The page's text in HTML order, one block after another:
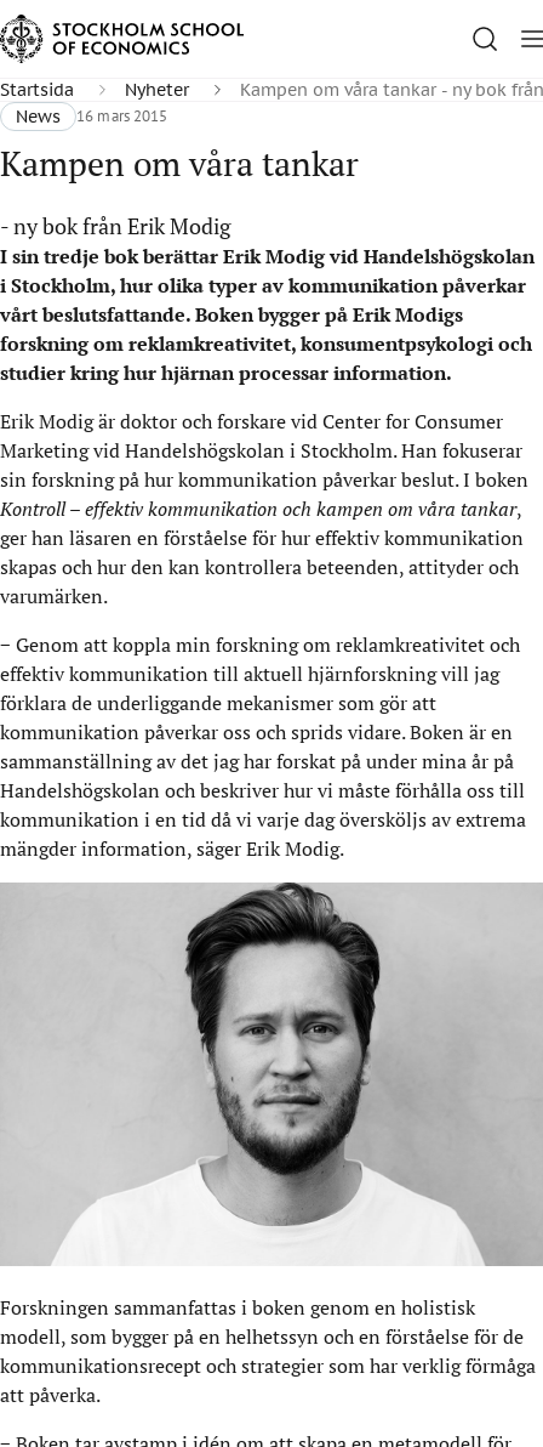
Startsida Nyheter
Kampen om våra tankar - ny bok
News
16 mars 2015
Kampen om våra tankar
- ny bok från Erik Modig
I sin tredje bok berättar Erik Modig vid Handelshögskolan
i Stockholm, hur olika typer av kommunikation påverkar
vårt beslutsfattande. Boken bygger på Erik Modigs
forskning om reklamkreativitet, konsumentpsykologi och
studier kring hur hjärnan processar information.
Erik Modig är doktor och forskare vid Center for Consumer
Marketing vid Handelshögskolan i Stockholm. Han fokuserar
sin forskning på hur kommunikation påverkar beslut. I boken
Kontroll – effektiv kommunikation och kampen om våra tankar,
ger han läsaren en förståelse för hur effektiv kommunikation
skapas och hur den kan kontrollera beteenden, attityder och
varumärken.
− Genom att koppla min forskning om reklamkreativitet och
effektiv kommunikation till aktuell hjärnforskning vill jag
förklara de underliggande mekanismer som gör att
kommunikation påverkar oss och sprids vidare. Boken är en
sammanställning av det jag har forskat på under mina år på
Handelshögskolan och beskriver hur vi måste förhålla oss till
kommunikation i en tid då vi varje dag översköljs av extrema
mängder information, säger Erik Modig.
Forskningen sammanfattas i boken genom en holistisk
modell, som bygger på en helhetssyn och en förståelse för de
kommunikationsrecept och strategier som har verklig förmåga
att påverka.